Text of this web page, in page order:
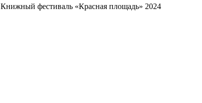
Книжный фестиваль «Красная площадь» 2024